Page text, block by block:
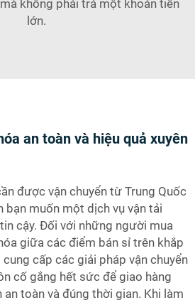
không phải trả một khoản tiền
lớn.
an toàn và hiệu quả xuyên
được vận chuyển từ Trung Quốc
bạn muốn một dịch vụ vận tải
cậy. Đối với những người mua
giữa các điểm bán sỉ trên khắp
cấp các giải pháp vận chuyển
cố gắng hết sức để giao hàng
toàn và đúng thời gian. Khi làm